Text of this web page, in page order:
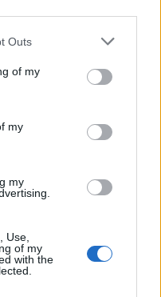
by us to third parties
one or more Google
information including but
You may click to
its third-party tags to
Outs
of my
my
my
Use,
of my
with the
perché 2 millimetri di
sali d’alluminio sono
differenziata per evitare